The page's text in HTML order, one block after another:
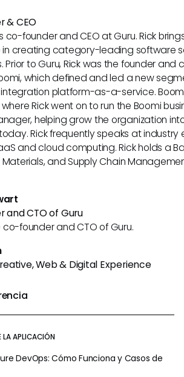
LA APLICACIÓN
DevOps: Cómo Funciona y Casos de
& CEO
co-founder and CEO at Guru. Rick
in creating category-leading software
Prior to Guru, Rick was the founder and
which defined and led a new
platform-as-a-service.
where Rick went on to run the Boomi
helping grow the organization
Rick frequently speaks at
and cloud computing. Rick holds a
Materials, and Supply Chain
and CTO of Guru
co-founder and CTO of Guru.
Web & Digital Experience